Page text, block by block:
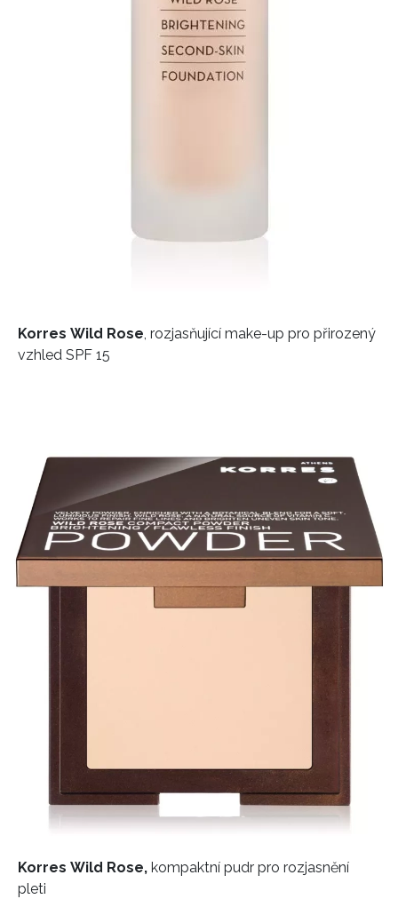
Korres Wild Rose, rozjasňující make-up pro přirozený
vzhled SPF 15
Korres Wild Rose, kompaktní pudr pro rozjasnění
pleti